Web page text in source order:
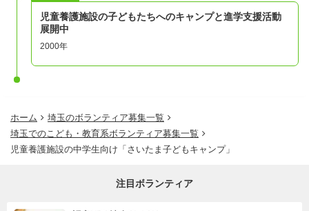
児童養護施設の子どもたちへのキャンプと進学支援活動
展開中
2000年
ホーム
埼玉のボランティア募集一覧
埼玉でのこども・教育系ボランティア募集一覧
児童養護施設の中学生向け「さいたま子どもキャンプ」
注目ボランティア